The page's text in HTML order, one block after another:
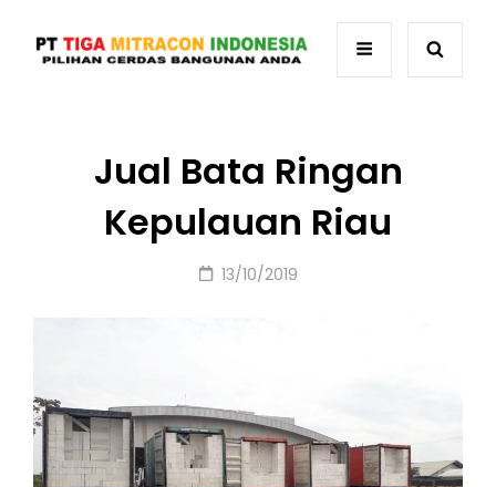
Jual Bata Ringan
Kepulauan Riau
Posted
13/10/2019